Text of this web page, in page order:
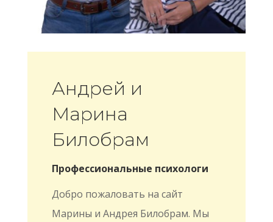
Андрей и
Марина
Билобрам
Профессиональные психологи
Добро пожаловать на сайт
Марины и Андрея Билобрам. Мы